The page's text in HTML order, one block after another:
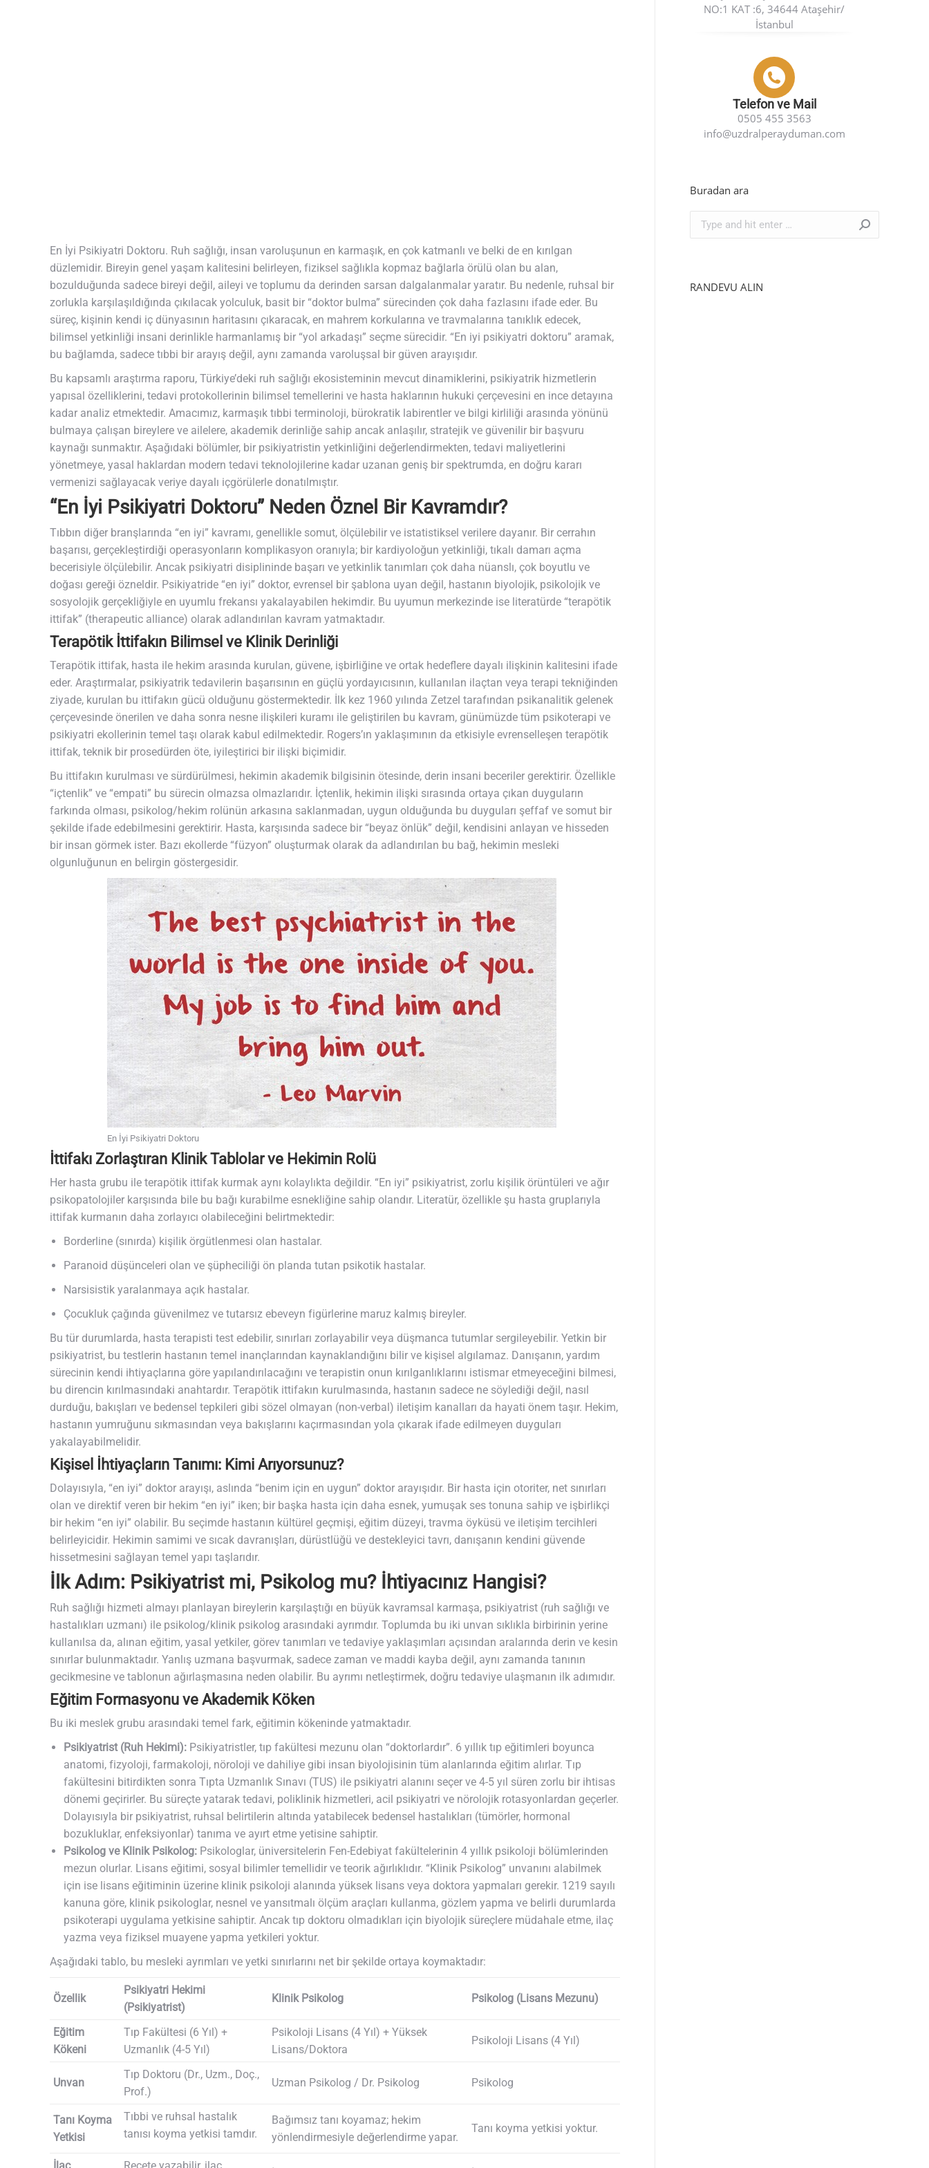
En İyi Psikiyatri Doktoru. Ruh sağlığı, insan varoluşunun en karmaşık, en çok katmanlı ve belki de en kırılgan
düzlemidir. Bireyin genel yaşam kalitesini belirleyen, fiziksel sağlıkla kopmaz bağlarla örülü olan bu alan,
bozulduğunda sadece bireyi değil, aileyi ve toplumu da derinden sarsan dalgalanmalar yaratır. Bu nedenle, ruhsal bir
zorlukla karşılaşıldığında çıkılacak yolculuk, basit bir “doktor bulma” sürecinden çok daha fazlasını ifade eder. Bu
süreç, kişinin kendi iç dünyasının haritasını çıkaracak, en mahrem korkularına ve travmalarına tanıklık edecek,
bilimsel yetkinliği insani derinlikle harmanlamış bir “yol arkadaşı” seçme sürecidir. “En iyi psikiyatri doktoru” aramak,
bu bağlamda, sadece tıbbi bir arayış değil, aynı zamanda varoluşsal bir güven arayışıdır.
Bu kapsamlı araştırma raporu, Türkiye’deki ruh sağlığı ekosisteminin mevcut dinamiklerini, psikiyatrik hizmetlerin
yapısal özelliklerini, tedavi protokollerinin bilimsel temellerini ve hasta haklarının hukuki çerçevesini en ince detayına
kadar analiz etmektedir. Amacımız, karmaşık tıbbi terminoloji, bürokratik labirentler ve bilgi kirliliği arasında yönünü
bulmaya çalışan bireylere ve ailelere, akademik derinliğe sahip ancak anlaşılır, stratejik ve güvenilir bir başvuru
kaynağı sunmaktır. Aşağıdaki bölümler, bir psikiyatristin yetkinliğini değerlendirmekten, tedavi maliyetlerini
yönetmeye, yasal haklardan modern tedavi teknolojilerine kadar uzanan geniş bir spektrumda, en doğru kararı
vermenizi sağlayacak veriye dayalı içgörülerle donatılmıştır.
“En İyi Psikiyatri Doktoru” Neden Öznel Bir Kavramdır?
Tıbbın diğer branşlarında “en iyi” kavramı, genellikle somut, ölçülebilir ve istatistiksel verilere dayanır. Bir cerrahın
başarısı, gerçekleştirdiği operasyonların komplikasyon oranıyla; bir kardiyoloğun yetkinliği, tıkalı damarı açma
becerisiyle ölçülebilir. Ancak psikiyatri disiplininde başarı ve yetkinlik tanımları çok daha nüanslı, çok boyutlu ve
doğası gereği özneldir. Psikiyatride “en iyi” doktor, evrensel bir şablona uyan değil, hastanın biyolojik, psikolojik ve
sosyolojik gerçekliğiyle en uyumlu frekansı yakalayabilen hekimdir. Bu uyumun merkezinde ise literatürde “terapötik
ittifak” (therapeutic alliance) olarak adlandırılan kavram yatmaktadır.
Terapötik İttifakın Bilimsel ve Klinik Derinliği
Terapötik ittifak, hasta ile hekim arasında kurulan, güvene, işbirliğine ve ortak hedeflere dayalı ilişkinin kalitesini ifade
eder. Araştırmalar, psikiyatrik tedavilerin başarısının en güçlü yordayıcısının, kullanılan ilaçtan veya terapi tekniğinden
ziyade, kurulan bu ittifakın gücü olduğunu göstermektedir. İlk kez 1960 yılında Zetzel tarafından psikanalitik gelenek
çerçevesinde önerilen ve daha sonra nesne ilişkileri kuramı ile geliştirilen bu kavram, günümüzde tüm psikoterapi ve
psikiyatri ekollerinin temel taşı olarak kabul edilmektedir. Rogers’ın yaklaşımının da etkisiyle evrenselleşen terapötik
ittifak, teknik bir prosedürden öte, iyileştirici bir ilişki biçimidir.
Bu ittifakın kurulması ve sürdürülmesi, hekimin akademik bilgisinin ötesinde, derin insani beceriler gerektirir. Özellikle
“içtenlik” ve “empati” bu sürecin olmazsa olmazlarıdır. İçtenlik, hekimin ilişki sırasında ortaya çıkan duyguların
farkında olması, psikolog/hekim rolünün arkasına saklanmadan, uygun olduğunda bu duyguları şeffaf ve somut bir
şekilde ifade edebilmesini gerektirir. Hasta, karşısında sadece bir “beyaz önlük” değil, kendisini anlayan ve hisseden
bir insan görmek ister. Bazı ekollerde “füzyon” oluşturmak olarak da adlandırılan bu bağ, hekimin mesleki
olgunluğunun en belirgin göstergesidir.
En İyi Psikiyatri Doktoru
İttifakı Zorlaştıran Klinik Tablolar ve Hekimin Rolü
Her hasta grubu ile terapötik ittifak kurmak aynı kolaylıkta değildir. “En iyi” psikiyatrist, zorlu kişilik örüntüleri ve ağır
psikopatolojiler karşısında bile bu bağı kurabilme esnekliğine sahip olandır. Literatür, özellikle şu hasta gruplarıyla
ittifak kurmanın daha zorlayıcı olabileceğini belirtmektedir:
Borderline (sınırda) kişilik örgütlenmesi olan hastalar.
Paranoid düşünceleri olan ve şüpheciliği ön planda tutan psikotik hastalar.
Narsisistik yaralanmaya açık hastalar.
Çocukluk çağında güvenilmez ve tutarsız ebeveyn figürlerine maruz kalmış bireyler.
Bu tür durumlarda, hasta terapisti test edebilir, sınırları zorlayabilir veya düşmanca tutumlar sergileyebilir. Yetkin bir
psikiyatrist, bu testlerin hastanın temel inançlarından kaynaklandığını bilir ve kişisel algılamaz. Danışanın, yardım
sürecinin kendi ihtiyaçlarına göre yapılandırılacağını ve terapistin onun kırılganlıklarını istismar etmeyeceğini bilmesi,
bu direncin kırılmasındaki anahtardır. Terapötik ittifakın kurulmasında, hastanın sadece ne söylediği değil, nasıl
durduğu, bakışları ve bedensel tepkileri gibi sözel olmayan (non-verbal) iletişim kanalları da hayati önem taşır. Hekim,
hastanın yumruğunu sıkmasından veya bakışlarını kaçırmasından yola çıkarak ifade edilmeyen duyguları
yakalayabilmelidir.
Kişisel İhtiyaçların Tanımı: Kimi Arıyorsunuz?
Dolayısıyla, “en iyi” doktor arayışı, aslında “benim için en uygun” doktor arayışıdır. Bir hasta için otoriter, net sınırları
olan ve direktif veren bir hekim “en iyi” iken; bir başka hasta için daha esnek, yumuşak ses tonuna sahip ve işbirlikçi
bir hekim “en iyi” olabilir. Bu seçimde hastanın kültürel geçmişi, eğitim düzeyi, travma öyküsü ve iletişim tercihleri
belirleyicidir. Hekimin samimi ve sıcak davranışları, dürüstlüğü ve destekleyici tavrı, danışanın kendini güvende
hissetmesini sağlayan temel yapı taşlarıdır.
İlk Adım: Psikiyatrist mi, Psikolog mu? İhtiyacınız Hangisi?
Ruh sağlığı hizmeti almayı planlayan bireylerin karşılaştığı en büyük kavramsal karmaşa, psikiyatrist (ruh sağlığı ve
hastalıkları uzmanı) ile psikolog/klinik psikolog arasındaki ayrımdır. Toplumda bu iki unvan sıklıkla birbirinin yerine
kullanılsa da, alınan eğitim, yasal yetkiler, görev tanımları ve tedaviye yaklaşımları açısından aralarında derin ve kesin
sınırlar bulunmaktadır. Yanlış uzmana başvurmak, sadece zaman ve maddi kayba değil, aynı zamanda tanının
gecikmesine ve tablonun ağırlaşmasına neden olabilir. Bu ayrımı netleştirmek, doğru tedaviye ulaşmanın ilk adımıdır.
Eğitim Formasyonu ve Akademik Köken
Bu iki meslek grubu arasındaki temel fark, eğitimin kökeninde yatmaktadır.
Psikiyatrist (Ruh Hekimi): Psikiyatristler, tıp fakültesi mezunu olan “doktorlardır”. 6 yıllık tıp eğitimleri boyunca
anatomi, fizyoloji, farmakoloji, nöroloji ve dahiliye gibi insan biyolojisinin tüm alanlarında eğitim alırlar. Tıp
fakültesini bitirdikten sonra Tıpta Uzmanlık Sınavı (TUS) ile psikiyatri alanını seçer ve 4-5 yıl süren zorlu bir ihtisas
dönemi geçirirler. Bu süreçte yatarak tedavi, poliklinik hizmetleri, acil psikiyatri ve nörolojik rotasyonlardan geçerler.
Dolayısıyla bir psikiyatrist, ruhsal belirtilerin altında yatabilecek bedensel hastalıkları (tümörler, hormonal
bozukluklar, enfeksiyonlar) tanıma ve ayırt etme yetisine sahiptir.
Psikolog ve Klinik Psikolog: Psikologlar, üniversitelerin Fen-Edebiyat fakültelerinin 4 yıllık psikoloji bölümlerinden
mezun olurlar. Lisans eğitimi, sosyal bilimler temellidir ve teorik ağırlıklıdır. “Klinik Psikolog” unvanını alabilmek
için ise lisans eğitiminin üzerine klinik psikoloji alanında yüksek lisans veya doktora yapmaları gerekir. 1219 sayılı
kanuna göre, klinik psikologlar, nesnel ve yansıtmalı ölçüm araçları kullanma, gözlem yapma ve belirli durumlarda
psikoterapi uygulama yetkisine sahiptir. Ancak tıp doktoru olmadıkları için biyolojik süreçlere müdahale etme, ilaç
yazma veya fiziksel muayene yapma yetkileri yoktur.
Aşağıdaki tablo, bu mesleki ayrımları ve yetki sınırlarını net bir şekilde ortaya koymaktadır:
Özellik
Psikiyatri Hekimi
(Psikiyatrist)
Klinik Psikolog Psikolog (Lisans Mezunu)
Eğitim
Kökeni
Tıp Fakültesi (6 Yıl) +
Uzmanlık (4-5 Yıl)
Psikoloji Lisans (4 Yıl) + Yüksek
Lisans/Doktora
Psikoloji Lisans (4 Yıl)
Unvan
Tıp Doktoru (Dr., Uzm., Doç.,
Prof.)
Uzman Psikolog / Dr. Psikolog Psikolog
Tanı Koyma
Yetkisi
Tıbbi ve ruhsal hastalık
tanısı koyma yetkisi tamdır.
Bağımsız tanı koyamaz; hekim
yönlendirmesiyle değerlendirme yapar.
Tanı koyma yetkisi yoktur.
İlaç Reçete yazabilir, ilaç
NO:1 KAT :6, 34644 Ataşehir/
İstanbul
Telefon ve Mail
0505 455 3563
info@uzdralperayduman.com
Buradan ara
Search:
RANDEVU ALIN